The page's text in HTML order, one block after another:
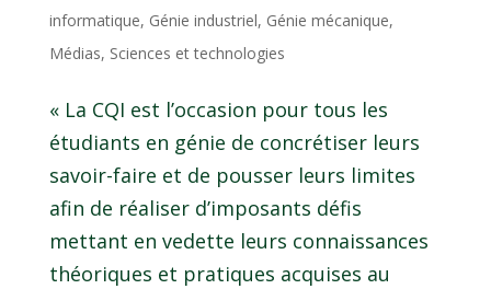
informatique, Génie industriel, Génie mécanique,
Médias, Sciences et technologies
« La CQI est l’occasion pour tous les
étudiants en génie de concrétiser leurs
savoir-faire et de pousser leurs limites
afin de réaliser d’imposants défis
mettant en vedette leurs connaissances
théoriques et pratiques acquises au